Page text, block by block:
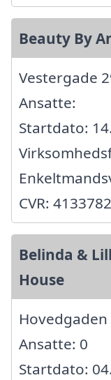
Beauty By
Vestergade
Ansatte:
Startdato:
CVR:
Belinda &
House
Ansatte: 0
Startdato: